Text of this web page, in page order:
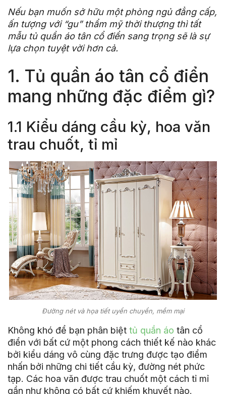
Nếu bạn muốn sở hữu một phòng ngủ đẳng cấp,
ấn tượng với “gu” thẩm mỹ thời thượng thì tất
mẫu tủ quần áo tân cổ điển sang trọng sẽ là sự
lựa chọn tuyệt vời hơn cả.
1. Tủ quần áo tân cổ điển
mang những đặc điểm gì?
1.1 Kiểu dáng cầu kỳ, hoa văn
trau chuốt, tỉ mỉ
Đường nét và họa tiết uyển chuyển, mềm mại
Không khó để bạn phân biệt tủ quần áo tân cổ
điển với bất cứ một phong cách thiết kế nào khác
bởi kiểu dáng vô cùng đặc trưng được tạo điểm
nhấn bởi những chi tiết cầu kỳ, đường nét phức
tạp. Các hoa văn được trau chuốt một cách tỉ mỉ
gần như không có bất cứ khiếm khuyết nào.